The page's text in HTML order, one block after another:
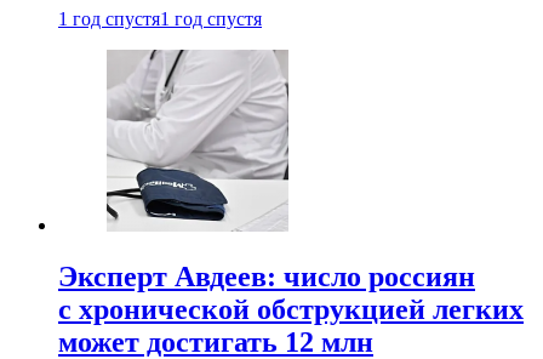
1 год спустя1 год спустя
Эксперт Авдеев: число россиян
с хронической обструкцией легких
может достигать 12 млн